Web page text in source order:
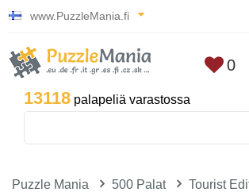
www.PuzzleMania.fi
13118 palapeliä varastossa
0
Puzzle Mania 500 Palat
Tourist